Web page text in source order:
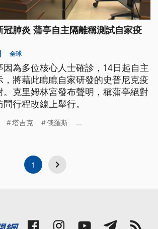
冠肺炎 蒲亭自主隔離稱測試自家疫
全球
因為多位核心人士確診，14日起自主
，將藉此瞧瞧自家研發的史普尼克疫
。克里姆林宮發布聲明，稱蒲亭絕對
行程改線上舉行。
塔吉克 俄羅斯 ...
1